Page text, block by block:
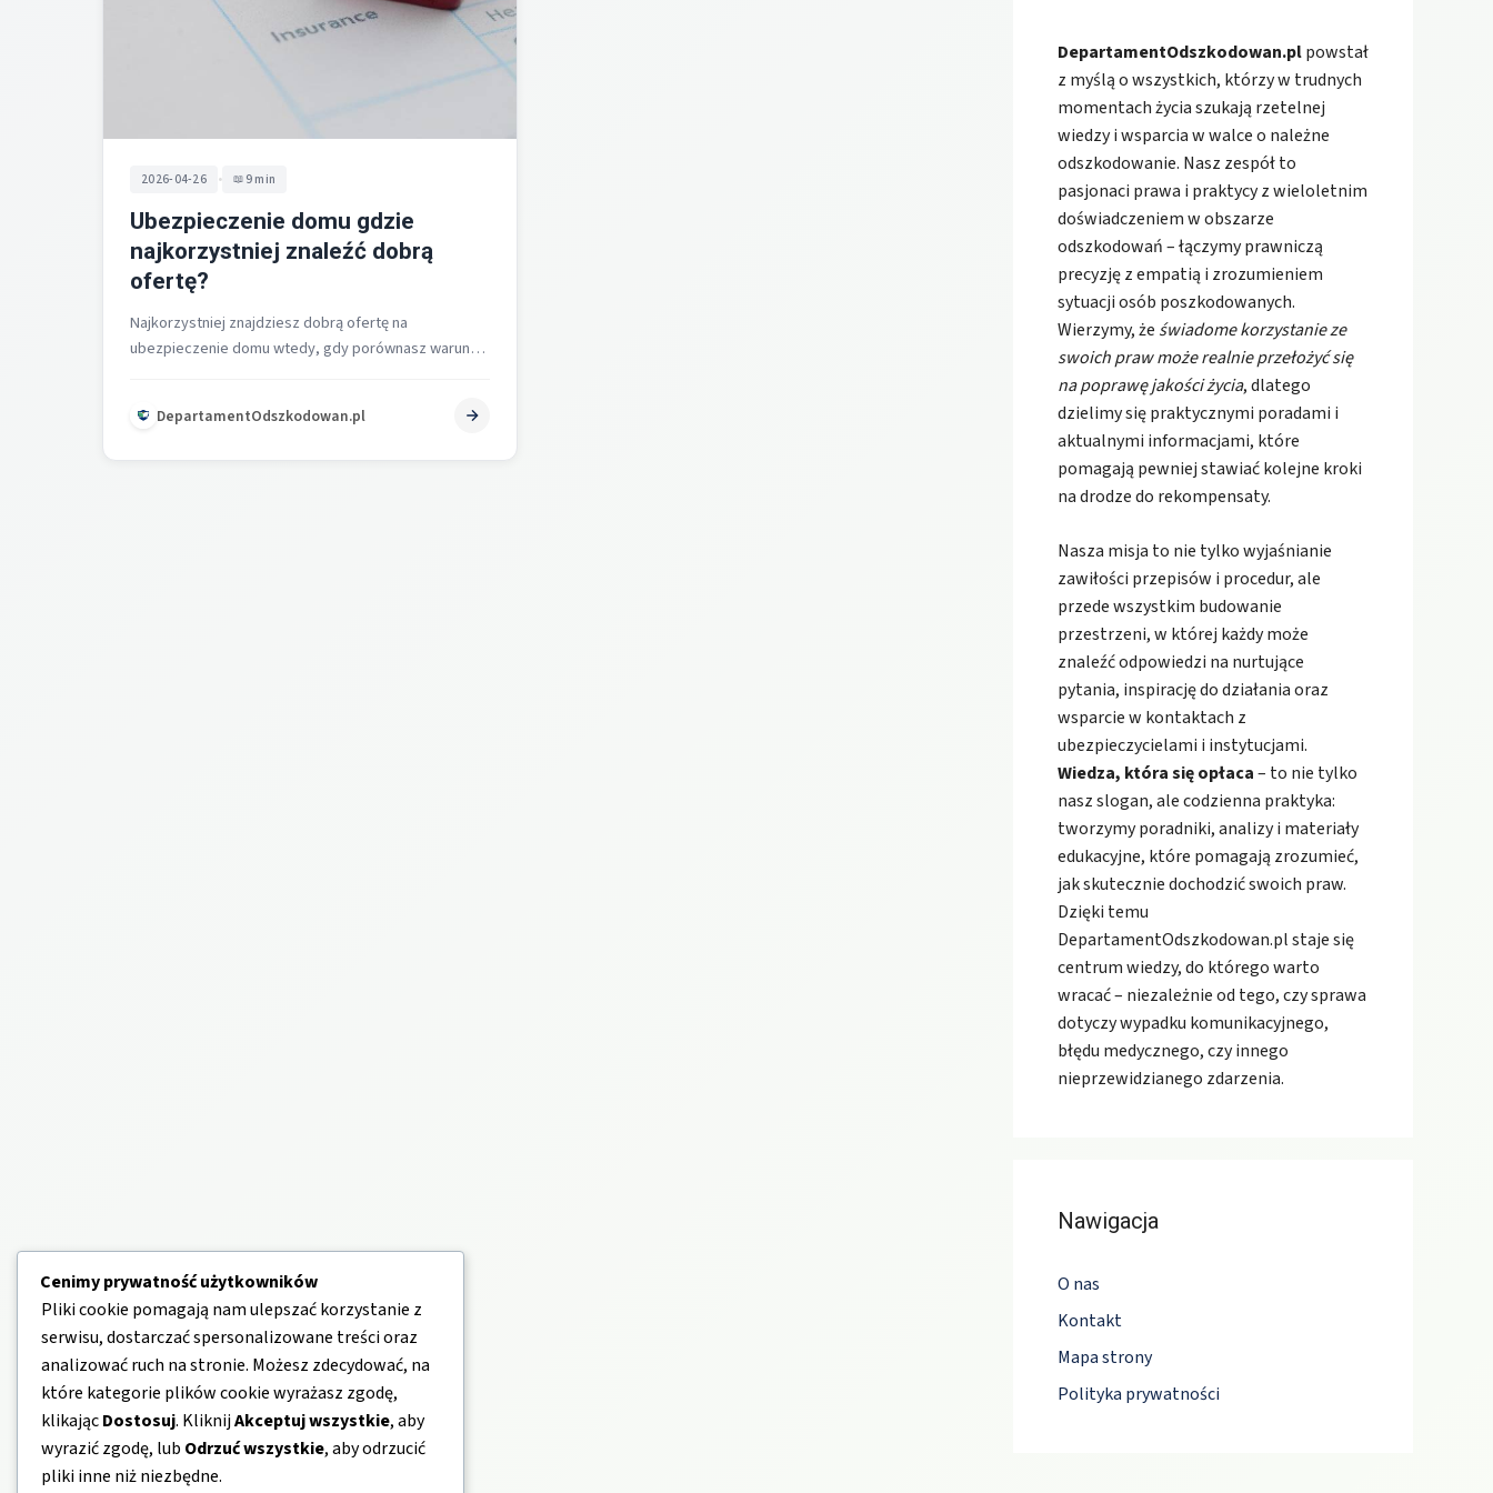
2026-04-26 • 9 min
Ubezpieczenie domu gdzie
najkorzystniej znaleźć dobrą
ofertę?
Najkorzystniej znajdziesz dobrą ofertę na
ubezpieczenie domu wtedy, gdy porównasz warunki
DepartamentOdszkodowan.pl
DepartamentOdszkodowan.plpowstał
z myślą o wszystkich, którzy w trudnych
momentach życia szukają rzetelnej
wiedzy i wsparcia w walce o należne
odszkodowanie. Nasz zespół to
pasjonaci prawa i praktycy z wieloletnim
doświadczeniem w obszarze
odszkodowań – łączymy prawniczą
precyzję z empatią i zrozumieniem
sytuacji osób poszkodowanych.
Wierzymy, że świadome korzystanie ze
swoich praw może realnie przełożyć się
na poprawę jakości życia, dlatego
dzielimy się praktycznymi poradami i
aktualnymi informacjami, które
pomagają pewniej stawiać kolejne kroki
na drodze do rekompensaty.
Nasza misja to nie tylko wyjaśnianie
zawiłości przepisów i procedur, ale
przede wszystkim budowanie
przestrzeni, w której każdy może
znaleźć odpowiedzi na nurtujące
pytania, inspirację do działania oraz
wsparcie w kontaktach z
ubezpieczycielami i instytucjami.
Wiedza, która się opłaca– to nie tylko
nasz slogan, ale codzienna praktyka:
tworzymy poradniki, analizy i materiały
edukacyjne, które pomagają zrozumieć,
jak skutecznie dochodzić swoich praw.
Dzięki temu
DepartamentOdszkodowan.pl staje się
centrum wiedzy, do którego warto
wracać – niezależnie od tego, czy sprawa
dotyczy wypadku komunikacyjnego,
błędu medycznego, czy innego
nieprzewidzianego zdarzenia.
Nawigacja
O nas
Kontakt
Mapa strony
Polityka prywatności
Cenimy prywatność użytkowników
Pliki cookie pomagają nam ulepszać korzystanie z
serwisu, dostarczać spersonalizowane treści oraz
analizować ruch na stronie. Możesz zdecydować, na
które kategorie plików cookie wyrażasz zgodę,
klikającDostosuj. KliknijAkceptuj wszystkie, aby
wyrazić zgodę, lub Odrzuć wszystkie, aby odrzucić
pliki inne niż niezbędne.